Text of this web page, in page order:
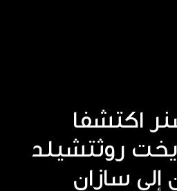
اكتشفا
يخت روثتشيلد
سازان